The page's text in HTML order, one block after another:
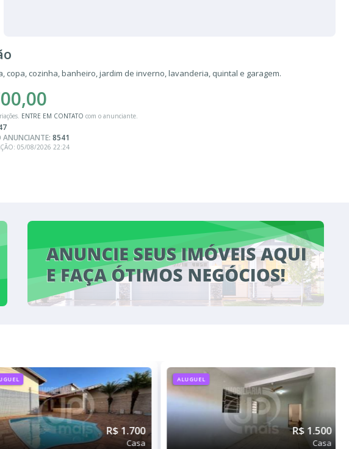
copa, cozinha, banheiro, jardim de inverno, lavanderia, quintal e garagem.
ENTRE EM CONTATO com o anunciante.
ANUNCIANTE: 8541
05/08/2026 22:24
R$ 1.700
Casa
ALUGUEL
R$ 1.500
Casa